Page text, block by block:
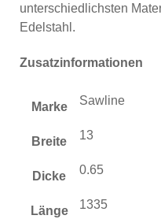
unterschiedlichsten
Edelstahl.
Zusatzinformationen
Marke Sawline
Breite 13
Dicke 0.65
Länge 1335